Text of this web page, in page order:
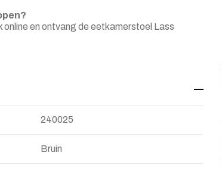
en ontvang de eetkamerstoel Lass
240025
Bruin